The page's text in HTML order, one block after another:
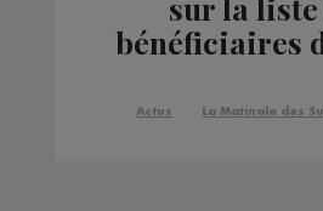
bénéficiaires
Actus La Matinale des